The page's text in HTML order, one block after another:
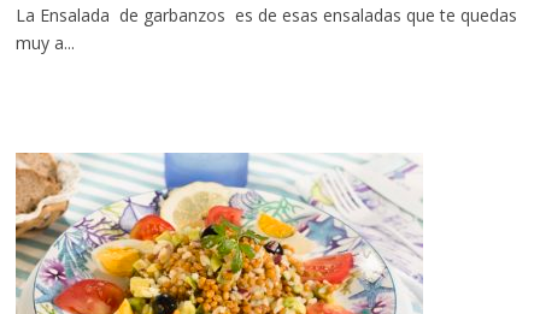
La Ensalada de garbanzos es de esas ensaladas que te quedas
muy a...